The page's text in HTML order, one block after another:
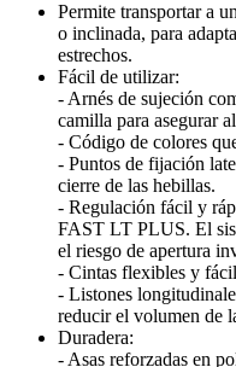
Permite transportar a
o inclinada, para
estrechos.
Fácil de utilizar:
- Arnés de sujeción
camilla para asegurar
- Código de colores
- Puntos de fijación
cierre de las hebillas.
- Regulación fácil y
FAST LT PLUS. El
el riesgo de apertura
- Cintas flexibles y
- Listones
reducir el volumen de
Duradera:
- Asas reforzadas en